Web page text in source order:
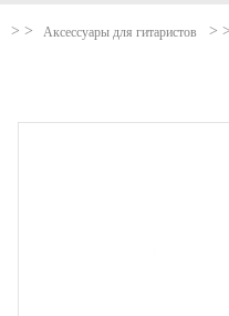
Аксессуары для гитаристов